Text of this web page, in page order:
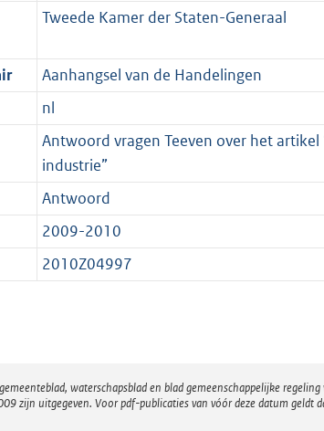
Tweede Kamer der Staten-Generaal
Aanhangsel van de Handelingen
nl
Antwoord vragen Teeven over het
industrie”
Antwoord
2009-2010
2010Z04997
waterschapsblad en blad gemeenschappelijke
zijn uitgegeven. Voor pdf-publicaties van vóór deze datum geldt